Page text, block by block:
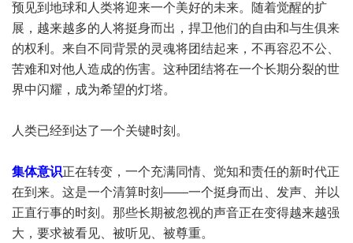
预见到地球和人类将迎来一个美好的未来。随着觉醒的扩
展，越来越多的人将挺身而出，捍卫他们的自由和与生俱来
的权利。来自不同背景的灵魂将团结起来，不再容忍不公、
苦难和对他人造成的伤害。这种团结将在一个长期分裂的世
界中闪耀，成为希望的灯塔。
人类已经到达了一个关键时刻。
集体意识正在转变，一个充满同情、觉知和责任的新时代正
在到来。这是一个清算时刻——一个挺身而出、发声、并以
正直行事的时刻。那些长期被忽视的声音正在变得越来越强
大，要求被看见、被听见、被尊重。